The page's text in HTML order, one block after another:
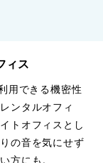
ィス
用できる機密性
ンタルオフィ
トオフィスとし
の音を気にせず
方にも。